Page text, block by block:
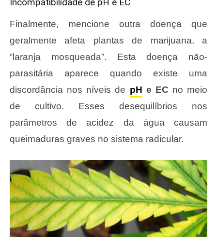
Finalmente, mencione outra doença que
geralmente afeta plantas de marijuana, a
“laranja mosqueada”. Esta doença não-
parasitária aparece quando existe uma
discordância nos níveis de pH e EC no meio
de cultivo. Esses desequilíbrios nos
parâmetros de acidez da água causam
queimaduras graves no sistema radicular.